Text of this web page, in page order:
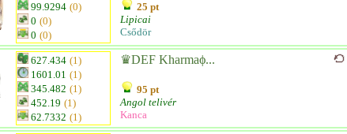
99.9294 (0)
0 (0)
0 (0)
25 pt
Lipicai
Csődör
627.434 (1)
1601.01 (1)
345.482 (1)
452.19 (1)
62.7332 (1)
♛DEF Kharmaϕ...
95 pt
Angol telivér
Kanca